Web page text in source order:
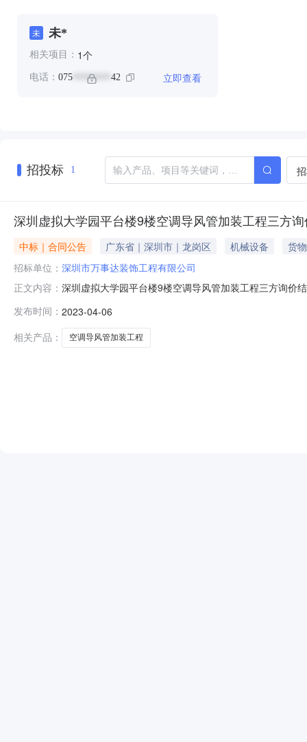
未 未*
相关项目： 1个
电话： 075 ******** 42 立即查看
招投标 1
深圳虚拟大学园平台楼9楼空调导风管加装工程三方
中标｜合同公告 广东省｜深圳市｜龙岗区 机械设备
货物
招标单位： 深圳市万事达装饰工程有限公司
正文内容： 深圳虚拟大学园平台楼9楼空调导风管加装工程三方询价
限自本公告发布之日起3个工作日。任何单位和个人对公
出异议的，应当在异议材料上加盖
发布时间： 2023-04-06
相关产品：
空调导风管加装工程